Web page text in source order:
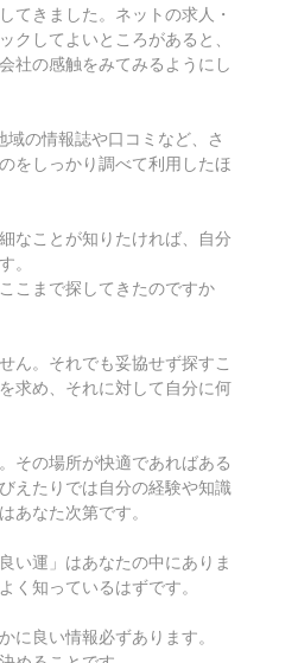
てきました。ネットの求人・
してよいところがあると、
社の感触をみてみるようにし
の情報誌や口コミなど、さ
をしっかり調べて利用したほ
なことが知りたければ、自分
。
こまで探してきたのですか
ん。それでも妥協せず探すこ
求め、それに対して自分に何
その場所が快適であればある
えたりでは自分の経験や知識
あなた次第です。
い運」はあなたの中にありま
知っているはずです。
良い情報必ずあります。